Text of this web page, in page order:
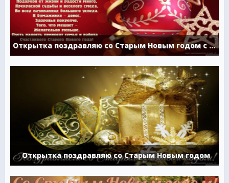
Открытка поздравляю со Старым Новым годом с пожеланием
Открытка поздравляю со Старым Новым годом